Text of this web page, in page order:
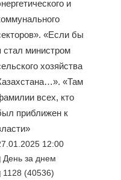
и
«Если бы
стал министром
хозяйства
«Там
всех, кто
приближен к
12:00
День за днем
1128 (40536)